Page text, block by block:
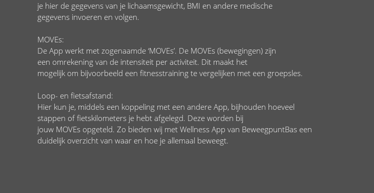
je hier de gegevens van je lichaamsgewicht, BMI en andere medische
gegevens invoeren en volgen.
MOVEs:
De App werkt met zogenaamde ‘MOVEs’. De MOVEs (bewegingen) zijn
een omrekening van de intensiteit per activiteit. Dit maakt het
mogelijk om bijvoorbeeld een fitnesstraining te vergelijken met een groepsles.
Loop- en fietsafstand:
Hier kun je, middels een koppeling met een andere App, bijhouden hoeveel
stappen of fietskilometers je hebt afgelegd. Deze worden bij
jouw MOVEs opgeteld. Zo bieden wij met Wellness App van BeweegpuntBas een
duidelijk overzicht van waar en hoe je allemaal beweegt.